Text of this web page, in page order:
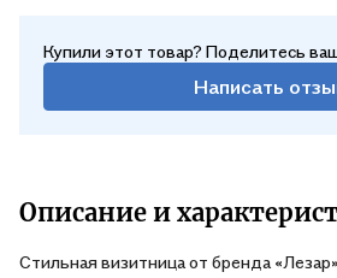
Купили этот товар? Поделитесь
Написать
Описание и
Стильная визитница от бренда